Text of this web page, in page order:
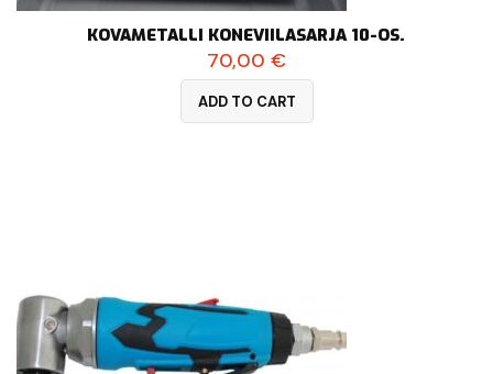
KOVAMETALLI KONEVIILASARJA 10-OS.
70,00 €
ADD TO CART